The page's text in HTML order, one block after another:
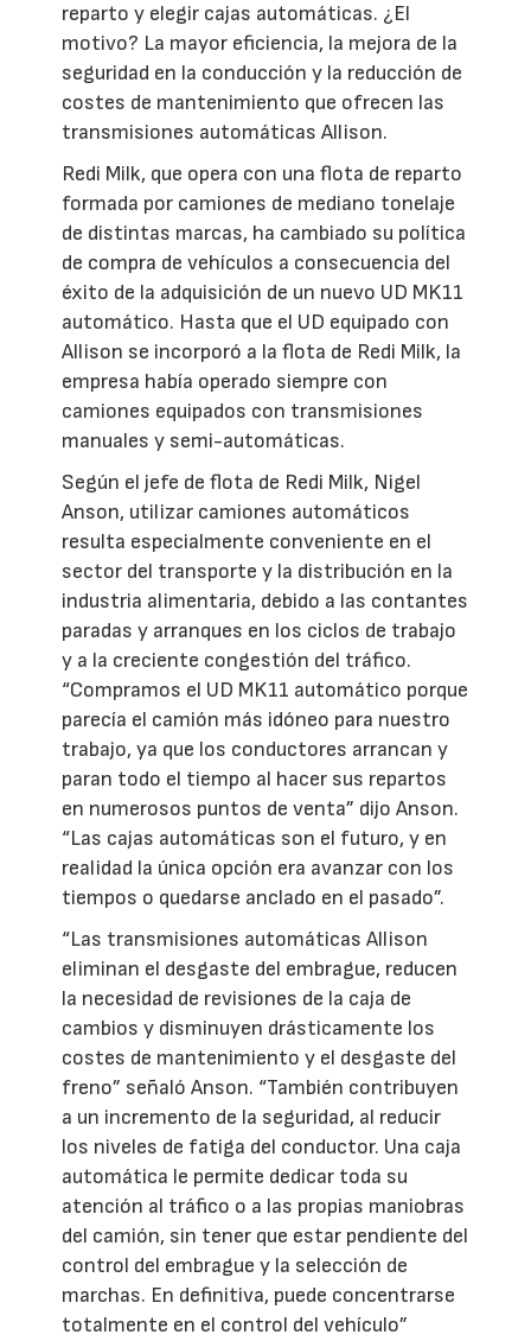
reparto y elegir cajas automáticas. ¿El
motivo? La mayor eficiencia, la mejora de la
seguridad en la conducción y la reducción de
costes de mantenimiento que ofrecen las
transmisiones automáticas Allison.
Redi Milk, que opera con una flota de reparto
formada por camiones de mediano tonelaje
de distintas marcas, ha cambiado su política
de compra de vehículos a consecuencia del
éxito de la adquisición de un nuevo UD MK11
automático. Hasta que el UD equipado con
Allison se incorporó a la flota de Redi Milk, la
empresa había operado siempre con
camiones equipados con transmisiones
manuales y semi-automáticas.
Según el jefe de flota de Redi Milk, Nigel
Anson, utilizar camiones automáticos
resulta especialmente conveniente en el
sector del transporte y la distribución en la
industria alimentaria, debido a las contantes
paradas y arranques en los ciclos de trabajo
y a la creciente congestión del tráfico.
“Compramos el UD MK11 automático porque
parecía el camión más idóneo para nuestro
trabajo, ya que los conductores arrancan y
paran todo el tiempo al hacer sus repartos
en numerosos puntos de venta” dijo Anson.
“Las cajas automáticas son el futuro, y en
realidad la única opción era avanzar con los
tiempos o quedarse anclado en el pasado”.
“Las transmisiones automáticas Allison
eliminan el desgaste del embrague, reducen
la necesidad de revisiones de la caja de
cambios y disminuyen drásticamente los
costes de mantenimiento y el desgaste del
freno” señaló Anson. “También contribuyen
a un incremento de la seguridad, al reducir
los niveles de fatiga del conductor. Una caja
automática le permite dedicar toda su
atención al tráfico o a las propias maniobras
del camión, sin tener que estar pendiente del
control del embrague y la selección de
marchas. En definitiva, puede concentrarse
totalmente en el control del vehículo”